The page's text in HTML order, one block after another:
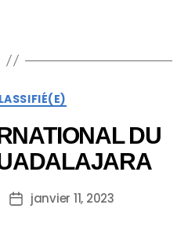
DU
janvier 11, 2023